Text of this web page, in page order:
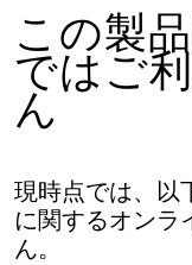
この製
ではご
ん
現時点では、以
に関するオンラ
ん。